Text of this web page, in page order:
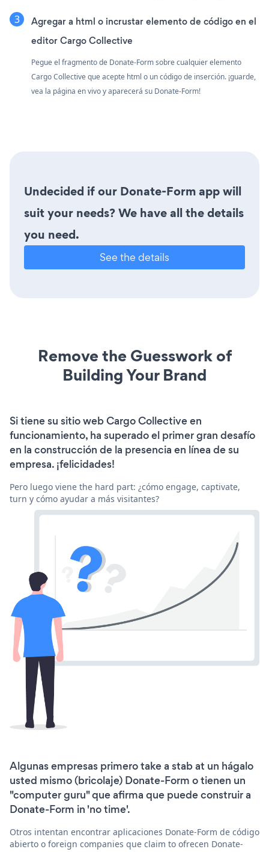
Agregar a html o incrustar elemento de código en el
editor Cargo Collective
Pegue el fragmento de Donate-Form sobre cualquier elemento
Cargo Collective que acepte html o un código de inserción. ¡guarde,
vea la página en vivo y aparecerá su Donate-Form!
Undecided if our Donate-Form app will
suit your needs? We have all the details
you need.
See the details
Remove the Guesswork of
Building Your Brand
Si tiene su sitio web Cargo Collective en
funcionamiento, ha superado el primer gran desafío
en la construcción de la presencia en línea de su
empresa. ¡felicidades!
Pero luego viene the hard part: ¿cómo engage, captivate,
turn y cómo ayudar a más visitantes?
Algunas empresas primero take a stab at un hágalo
usted mismo (bricolaje) Donate-Form o tienen un
"computer guru" que afirma que puede construir a
Donate-Form in 'no time'.
Otros intentan encontrar aplicaciones Donate-Form de código
abierto o foreign companies que claim to ofrecen Donate-